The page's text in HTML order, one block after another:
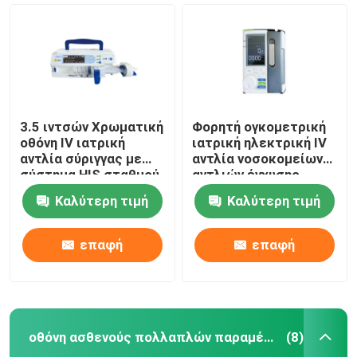
3.5 ιντσών Χρωματική
οθόνη IV ιατρική
αντλία σύριγγας με
σύστημα HIS σταθμού
αποβάθρας
Καλύτερη τιμή
επαφή
Φορητή ογκομετρική
ιατρική ηλεκτρική IV
αντλία νοσοκομείων
αντλιών έγχυσης
Καλύτερη τιμή
επαφή
οθόνη ασθενούς πολλαπλών παραμέτρων (8)